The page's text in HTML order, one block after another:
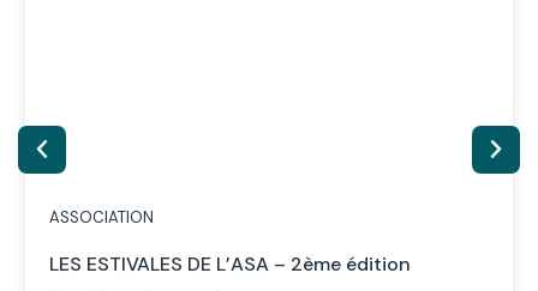
ASSOCIATION
LES ESTIVALES DE L’ASA – 2ème édition